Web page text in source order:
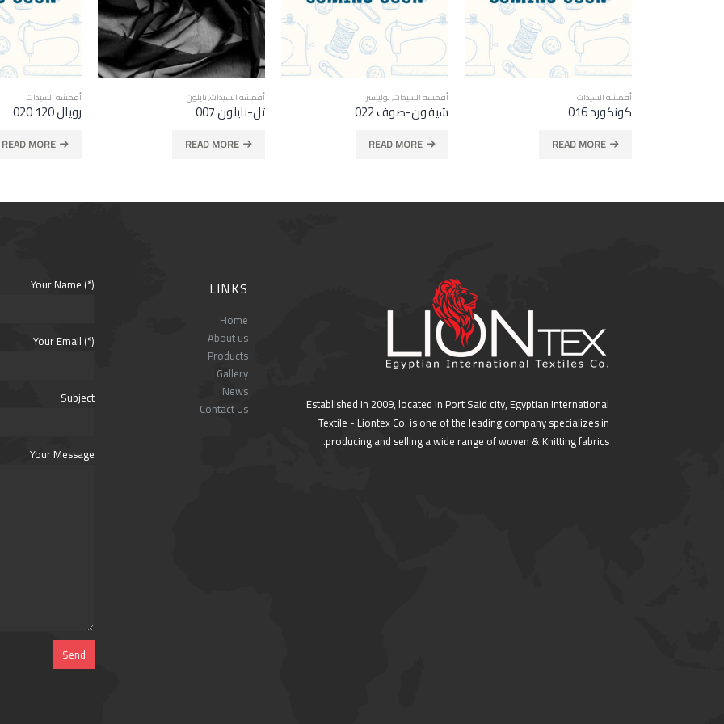
أقمشة السيدات,
شيفون-صوف 022
READ MORE
أقمشة السيدات,نايلون
تل-نايلون 007
READ MORE
أقمشة السيدات
رويال 120 020
READ MORE
أقمشة السيدات,
شيفون 001
READ MORE
Established in 2009, located in Port Said city, Egyptian International
Textile - Liontex Co. is one of the leading company specializes in
producing and selling a wide range of woven & Knitting fabrics.
LINKS
Home
About us
Products
Gallery
News
Contact Us
Your Name (*)
Your Email (*)
Subject
Your Message